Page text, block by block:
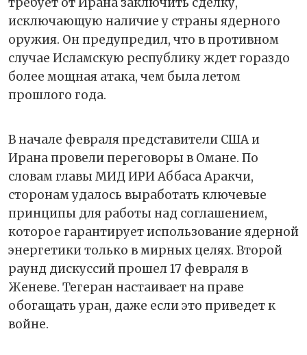
исключающую наличие у страны ядерного
оружия. Он предупредил, что в противном
случае Исламскую республику ждет гораздо
более мощная атака, чем была летом
прошлого года.
В начале февраля представители США и
Ирана провели переговоры в Омане. По
словам главы МИД ИРИ Аббаса Аракчи,
сторонам удалось выработать ключевые
принципы для работы над соглашением,
которое гарантирует использование ядерной
энергетики только в мирных целях. Второй
раунд дискуссий прошел 17 февраля в
Женеве. Тегеран настаивает на праве
обогащать уран, даже если это приведет к
войне.